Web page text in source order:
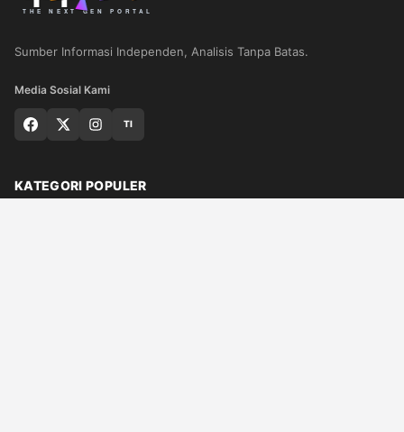
Sumber Informasi Independen, Analisis Tanpa Batas.
Media Sosial Kami
TI
KATEGORI POPULER